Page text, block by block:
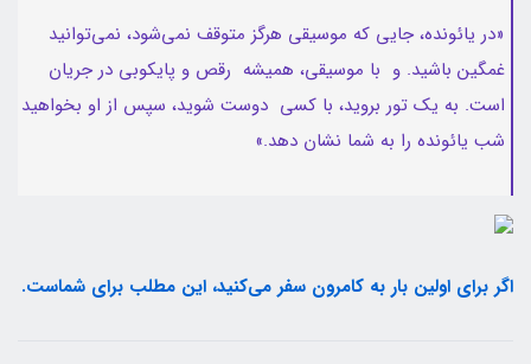
«در یائونده، جایی که موسیقی هرگز متوقف نمی‌شود، نمی‌توانید
غمگین باشید. و با موسیقی، همیشه رقص و پایکوبی در جریان
است. به یک تور بروید، با کسی دوست شوید، سپس از او بخواهید
شب یائونده را به شما نشان دهد.»
اگر برای اولین بار به کامرون سفر می‌کنید، این مطلب برای شماست.